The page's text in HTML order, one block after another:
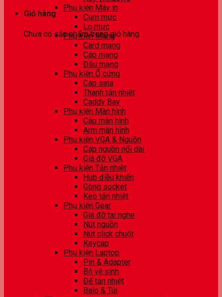
Giỏ hàng
Chưa có sản phẩm trong giỏ hàng.
Phụ kiện Máy in
Cụm mực
Lọ mực
Phụ kiện Mạng
Card mạng
Cáp mạng
Đầu mạng
Phụ kiện Ổ cứng
Cáp sata
Thanh tản nhiệt
Caddy Bay
Phụ kiện Màn hình
Cáp màn hình
Arm màn hình
Phụ kiện VGA & Nguồn
Cáp nguồn nối dài
Giá đỡ VGA
Phụ kiện Tản nhiệt
Hub điều khiển
Gông socket
Keo tản nhiệt
Phụ kiện Gear
Giá đỡ tai nghe
Nút nguồn
Nút click chuột
Keycap
Phụ kiện Laptop
Pin & Adapter
Bộ vệ sinh
Đế tản nhiệt
Balo & Túi